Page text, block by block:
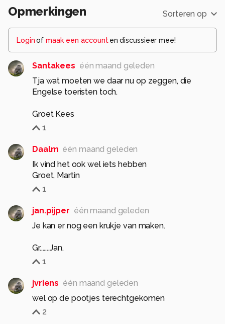
Opmerkingen Sorteren op
Loginof maak een account en discussieer mee!
Santakees één maand geleden
Tja wat moeten we daar nu op zeggen, die
Engelse toeristen toch.
Groet Kees
1
Daalm één maand geleden
Ik vind het ook wel iets hebben
Groet, Martin
1
jan.pijper één maand geleden
Je kan er nog een krukje van maken.
Gr.......Jan.
1
jvriens één maand geleden
wel op de pootjes terechtgekomen
2